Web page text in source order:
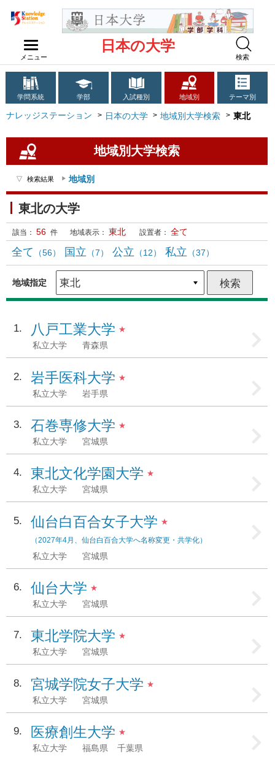
メニュー
日本の大学
検索
学問系統 学部 入試種別 地域別 テーマ別
ナレッジステーション 日本の大学 地域別大学検索 東北
地域別大学検索
検索結果 地域別
東北の大学
該当： 56 件 地域表示： 東北 設置者： 全て
全て （56） 国立 （7） 公立 （12） 私立 （37）
地域指定
1 八戸工業大学 ★
私立大学 青森県
2 岩手医科大学 ★
私立大学 岩手県
3 石巻専修大学 ★
私立大学 宮城県
4 東北文化学園大学 ★
私立大学 宮城県
5 仙台白百合女子大学 ★
（2027年4月、仙台白百合大学へ名称変更・共学化）
私立大学 宮城県
6 仙台大学 ★
私立大学 宮城県
7 東北学院大学 ★
私立大学 宮城県
8 宮城学院女子大学 ★
私立大学 宮城県
9 医療創生大学 ★
私立大学 福島県 千葉県